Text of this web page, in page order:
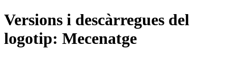
Versions i descàrregues del
logotip: Mecenatge